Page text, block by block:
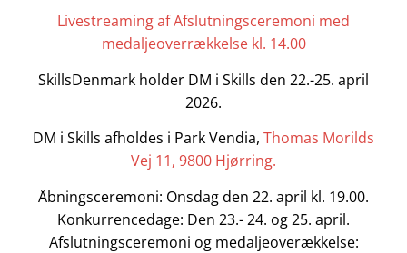
Livestreaming af Afslutningsceremoni med
medaljeoverrækkelse kl. 14.00
SkillsDenmark holder DM i Skills den 22.-25. april
2026.
DM i Skills afholdes i Park Vendia, Thomas Morilds
Vej 11, 9800 Hjørring.
Åbningsceremoni: Onsdag den 22. april kl. 19.00.
Konkurrencedage: Den 23.- 24. og 25. april.
Afslutningsceremoni og medaljeoverækkelse: